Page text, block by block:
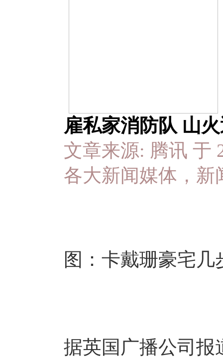
雇私家消防队 山
文章来源: 腾讯 于
各大新闻媒体，新
图：卡戴珊豪宅
据英国广播公司报